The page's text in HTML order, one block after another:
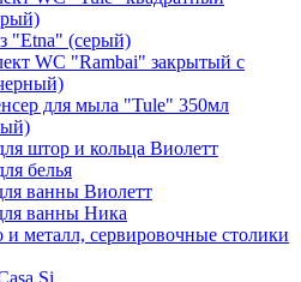
"Etna" (серый)
WC "Rambai" закрытый с
для мыла "Tule" 350мл
штор и кольца Виолетт
белья
ванны Виолетт
ванны Ника
металл, сервировочные столики
Si